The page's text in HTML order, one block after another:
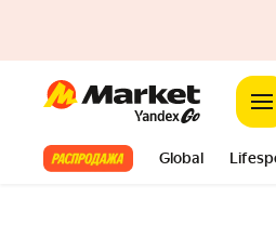
Market
Все хиты Global
Шкаф-пенал
4.8(8) · 42